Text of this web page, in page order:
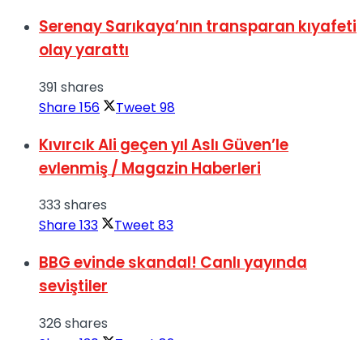
Serenay Sarıkaya’nın transparan kıyafeti
olay yarattı
391 shares
Share156 Tweet 98
Kıvırcık Ali geçen yıl Aslı Güven’le
evlenmiş / Magazin Haberleri
333 shares
Share133 Tweet 83
BBG evinde skandal! Canlı yayında
seviştiler
326 shares